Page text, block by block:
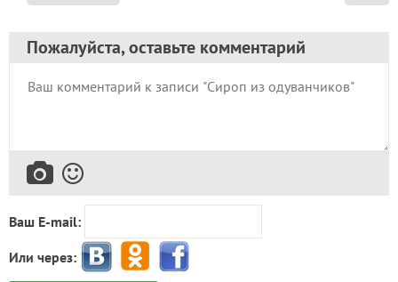
Пожалуйста, оставьте комментарий
Ваш E-mail:
Или через: